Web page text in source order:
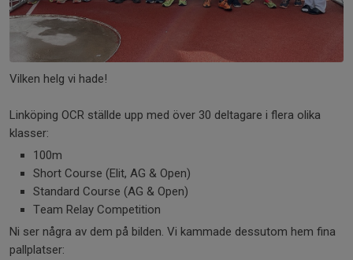
Vilken helg vi hade!
Linköping OCR ställde upp med över 30 deltagare i flera olika
klasser:
100m
Short Course (Elit, AG & Open)
Standard Course (AG & Open)
Team Relay Competition
Ni ser några av dem på bilden. Vi kammade dessutom hem fina
pallplatser: